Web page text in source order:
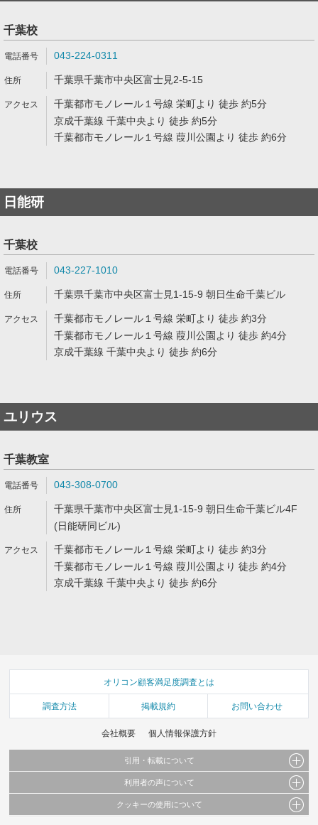
千葉校
043-224-0311
千葉県千葉市中央区富士見2-5-15
千葉都市モノレール１号線 栄町より 徒歩 約5分
京成千葉線 千葉中央より 徒歩 約5分
千葉都市モノレール１号線 葭川公園より 徒歩 約6分
日能研
千葉校
043-227-1010
千葉県千葉市中央区富士見1-15-9 朝日生命千葉ビル
千葉都市モノレール１号線 栄町より 徒歩 約3分
千葉都市モノレール１号線 葭川公園より 徒歩 約4分
京成千葉線 千葉中央より 徒歩 約6分
ユリウス
千葉教室
043-308-0700
千葉県千葉市中央区富士見1-15-9 朝日生命千葉ビル4F
(日能研同ビル)
千葉都市モノレール１号線 栄町より 徒歩 約3分
千葉都市モノレール１号線 葭川公園より 徒歩 約4分
京成千葉線 千葉中央より 徒歩 約6分
オリコン顧客満足度調査とは
調査方法 掲載規約 お問い合わせ
会社概要 個人情報保護方針
引用・転載について
当サイトで公開されている情報（文字、写真、イラスト、画像データ等）及びこれらの配
これらの情報を権利者の許可なく無断転載・複製などの二次利用を行うことは固く禁じて
利用者の声について
当サイトに掲載している内容はすべてサービスの利用者が提出された見解・感想です。
クッキーの使用について